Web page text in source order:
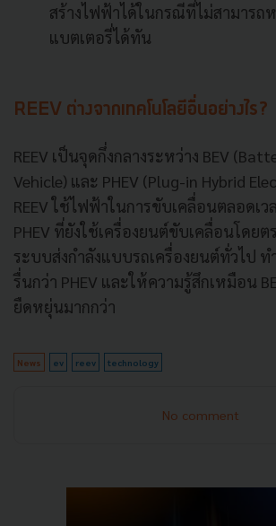
สร้างไฟฟ้าได้ในกรณีที่ไม่สามารถ
แบตเตอรี่ได้ทัน
REEV ต่างจากเทคโนโลยีอื่นอย่างไร?
REEV เป็นจุดกึ่งกลางระหว่าง BEV
Vehicle) และ PHEV (Plug-in Hybrid
REEV ใช้ไฟฟ้าในการขับเคลื่อนตลอดเว
PHEV ที่ยังใช้เครื่องยนต์ขับเคลื่อนโดยตร
ระบบส่งกำลังแบบรถเครื่องยนต์ทั่วไป
รื่นกว่า PHEV และให้ความรู้สึกเหมือน
ยืดหยุ่นมากกว่า
News ev reev technology
No comment